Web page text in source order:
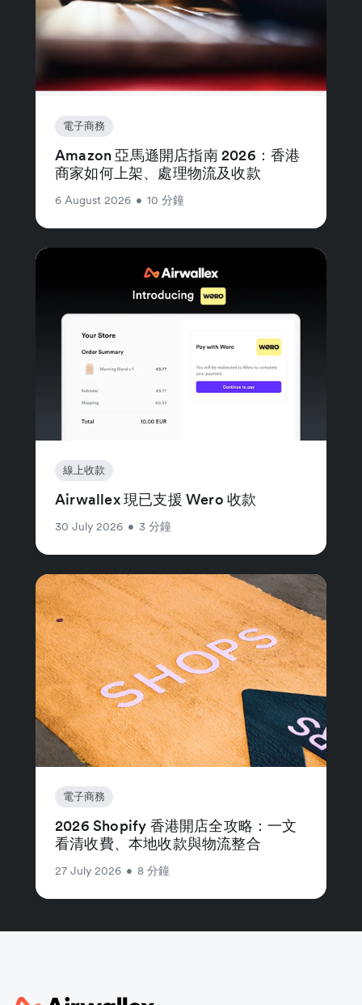
電子商務
Amazon 亞馬遜開店指南 2026：香港
商家如何上架、處理物流及收款
6 August 2026 • 10 分鐘
線上收款
Airwallex 現已支援 Wero 收款
30 July 2026 • 3 分鐘
電子商務
2026 Shopify 香港開店全攻略：一文
看清收費、本地收款與物流整合
27 July 2026 • 8 分鐘